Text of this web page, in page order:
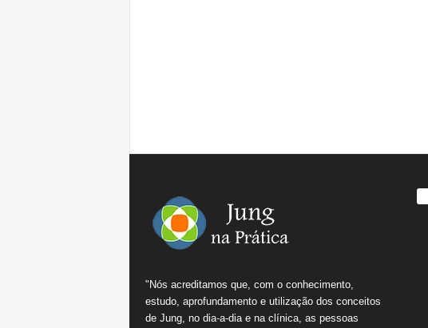
"Nós acreditamos que, com o conhecimento,
estudo, aprofundamento e utilização dos conceitos
de Jung, no dia-a-dia e na clínica, as pessoas